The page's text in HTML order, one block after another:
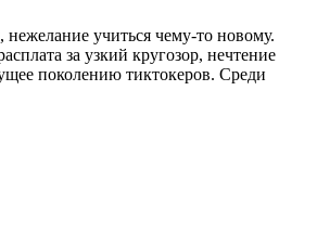
учиться чему-то новому.
за узкий кругозор, нечтение
поколению тиктокеров. Среди